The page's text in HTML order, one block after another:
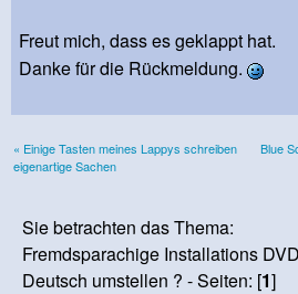
Freut mich, dass es geklappt hat.
Danke für die Rückmeldung.
« Einige Tasten meines Lappys schreiben
eigenartige Sachen
Blue
Sie betrachten das Thema:
Fremdsparachige Installations
Deutsch umstellen ? - Seiten: [1]